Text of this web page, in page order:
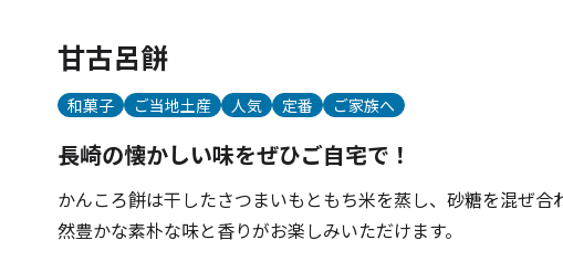
甘古呂餅
和菓子 ご当地土産 人気 定番 ご家族へ
長崎の懐かしい味をぜひご自宅で！
かんころ餅は干したさつまいもともち米を蒸し、砂糖を混ぜ
然豊かな素朴な味と香りがお楽しみいただけます。